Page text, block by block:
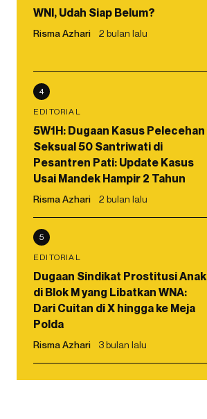
WNI, Udah Siap Belum?
Risma Azhari 2 bulan lalu
4
EDITORIAL
5W1H: Dugaan Kasus Pelecehan
Seksual 50 Santriwati di
Pesantren Pati: Update Kasus
Usai Mandek Hampir 2 Tahun
Risma Azhari 2 bulan lalu
5
EDITORIAL
Dugaan Sindikat Prostitusi Anak
di Blok M yang Libatkan WNA:
Dari Cuitan di X hingga ke Meja
Polda
Risma Azhari 3 bulan lalu